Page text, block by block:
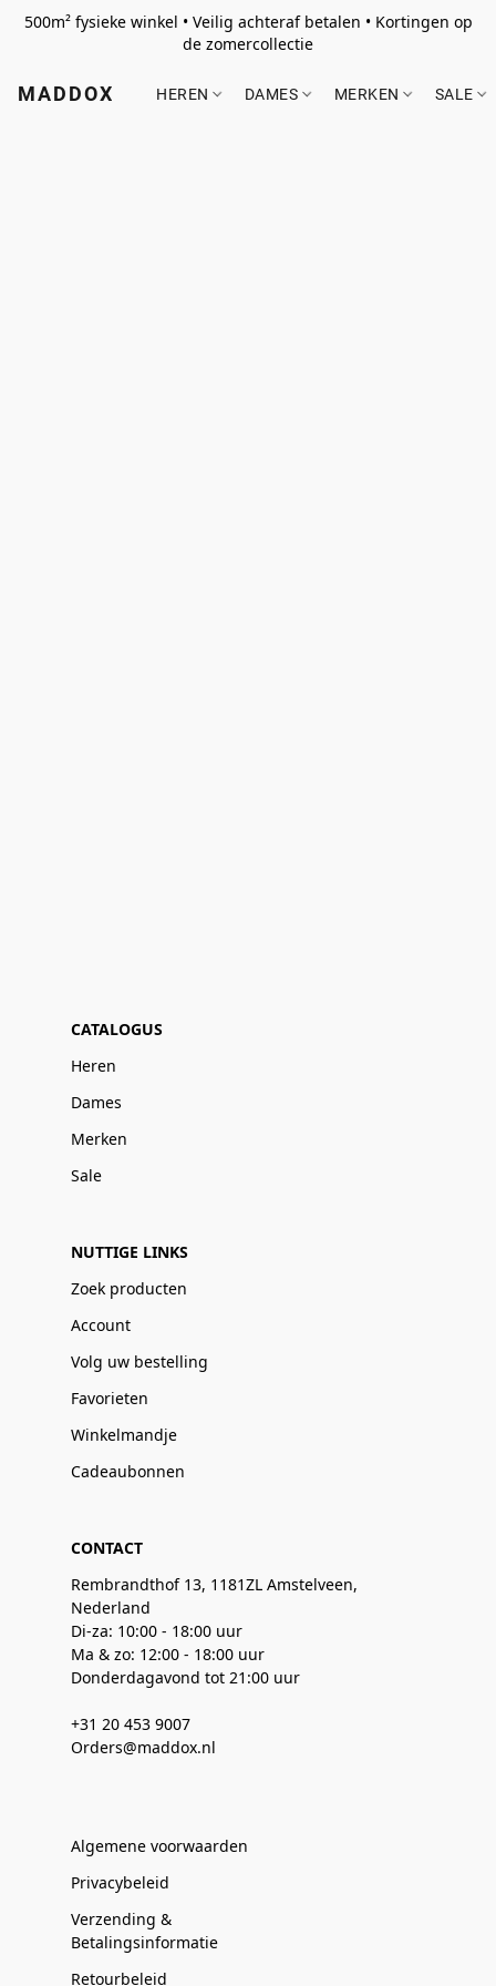
500m² fysieke winkel • Veilig achteraf betalen • Kortingen op
de zomercollectie
MADDOX HEREN DAMES MERKEN SALE
CATALOGUS
Heren
Dames
Merken
Sale
NUTTIGE LINKS
Zoek producten
Account
Volg uw bestelling
Favorieten
Winkelmandje
Cadeaubonnen
CONTACT
Rembrandthof 13, 1181ZL Amstelveen,
Nederland
Di-za: 10:00 - 18:00 uur
Ma & zo: 12:00 - 18:00 uur
Donderdagavond tot 21:00 uur
+31 20 453 9007
Orders@maddox.nl
Algemene voorwaarden
Privacybeleid
Verzending &
Betalingsinformatie
Retourbeleid